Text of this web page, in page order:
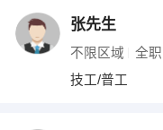
编辑 张先生
不限区域 全职
技工/普工